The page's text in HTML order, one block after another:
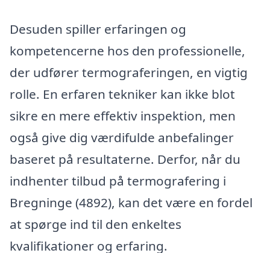
Desuden spiller erfaringen og
kompetencerne hos den professionelle,
der udfører termograferingen, en vigtig
rolle. En erfaren tekniker kan ikke blot
sikre en mere effektiv inspektion, men
også give dig værdifulde anbefalinger
baseret på resultaterne. Derfor, når du
indhenter tilbud på termografering i
Bregninge (4892), kan det være en fordel
at spørge ind til den enkeltes
kvalifikationer og erfaring.